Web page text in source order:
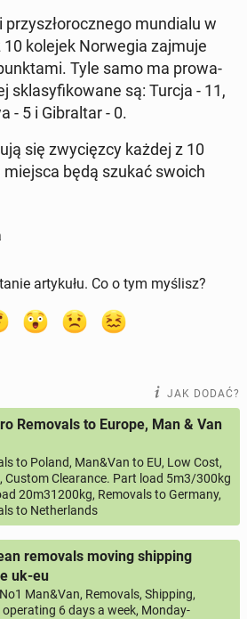
przy­szło­rocz­ne­go mun­dia­lu w
kolejek Nor­we­gia zajmuje
Tyle samo ma pro­wa­
skla­sy­fi­ko­wa­ne są: Turcja - 11,
- 5 i Gi­bral­tar - 0.
się zwy­cięz­cy każdej z 10
miejsca będą szukać swoich
artykułu. Co o tym myślisz?
JAK DODAĆ?
Removals to Europe, Man & Van
to Poland, Man&Van to EU, Low Cost,
Custom Clearance. Part load 5m3/300kg
20m31200kg, Removals to Germany,
to Netherlands
removals moving shipping
uk-eu
Man&Van, Removals, Shipping,
6 days a week, Monday-